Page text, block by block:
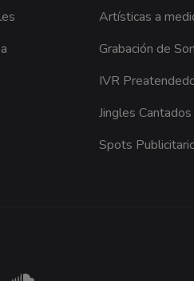
Artísticas a
Grabación de
IVR
Jingles Cantados
Spots